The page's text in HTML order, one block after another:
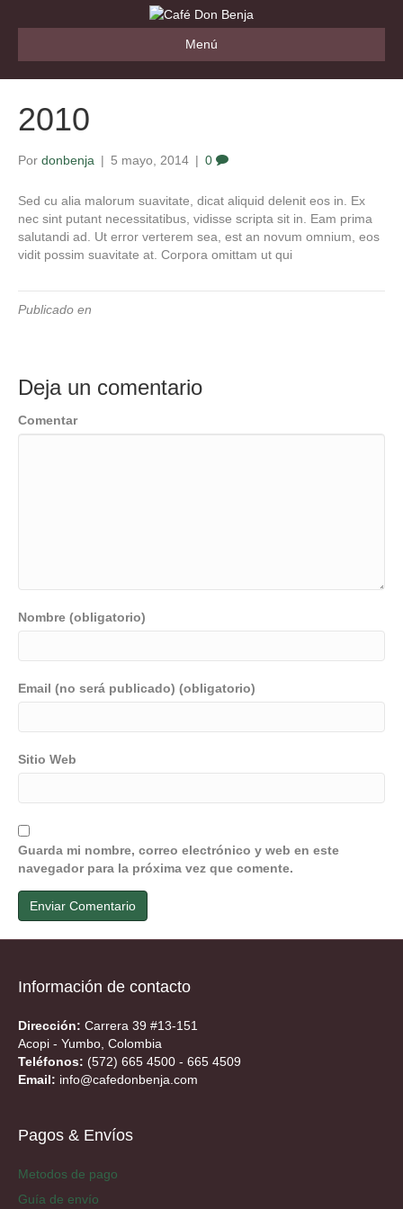
Menú
2010
Por donbenja | 5 mayo, 2014 | 0
Sed cu alia malorum suavitate, dicat aliquid delenit eos in. Ex
nec sint putant necessitatibus, vidisse scripta sit in. Eam prima
salutandi ad. Ut error verterem sea, est an novum omnium, eos
vidit possim suavitate at. Corpora omittam ut qui
Publicado en
Deja un comentario
Comentar
Nombre (obligatorio)
Email (no será publicado) (obligatorio)
Sitio Web
Guarda mi nombre, correo electrónico y web en este
navegador para la próxima vez que comente.
Información de contacto
Dirección: Carrera 39 #13-151
Acopi - Yumbo, Colombia
Teléfonos: (572) 665 4500 - 665 4509
Email: info@cafedonbenja.com
Pagos & Envíos
Metodos de pago
Guía de envío